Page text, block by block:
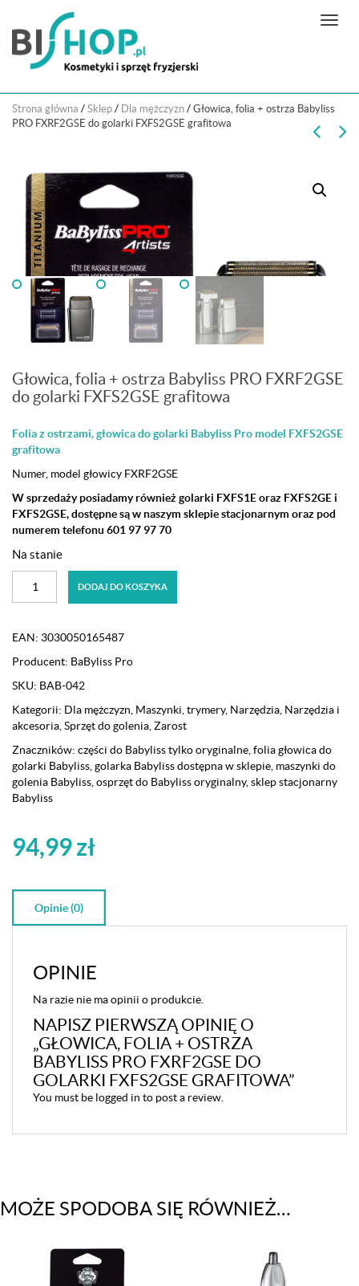
N
g
a
Strona główna / Sklep / Dla mężczyzn / Głowica, folia + ostrza Babyliss
PRO FXRF2GSE do golarki FXFS2GSE grafitowa
Głowica, folia + ostrza Babyliss PRO FXRF2GSE
do golarki FXFS2GSE grafitowa
Folia z ostrzami, głowica do golarki Babyliss Pro model FXFS2GSE
grafitowa
Numer, model głowicy FXRF2GSE
W sprzedaży posiadamy również golarki FXFS1E oraz FXFS2GE i
FXFS2GSE, dostępne są w naszym sklepie stacjonarnym oraz pod
numerem telefonu 601 97 97 70
Na stanie
+
Babyliss
PRO
FXRF2GSE
do
FXFS2GSE
grafitowa
DODAJ DO KOSZYKA
EAN: 3030050165487
Producent: BaByliss Pro
SKU: BAB-042
Kategorii: Dla mężczyzn Maszynki, trymery, Narzędzia Narzędzia i
akcesoria Sprzęt do golenia Zarost
Znaczników: części do Babyliss tylko oryginalne folia głowica do
golarki Babyliss golarka Babyliss dostępna w sklepie maszynki do
golenia Babyliss osprzęt do Babyliss oryginalny, sklep stacjonarny
Babyliss
94,99zł
Opinie (0)
OPINIE
Na razie nie ma opinii o produkcie.
NAPISZ PIERWSZĄ OPINIĘ O
„GŁOWICA, FOLIA + OSTRZA
BABYLISS PRO FXRF2GSE DO
GOLARKI FXFS2GSE GRAFITOWA”
You must be logged in to post a review.
MOŻE SPODOBA SIĘ RÓWNIEŻ…